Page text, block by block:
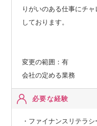
りがいのある仕事にチ
しております。
変更の範囲：有
会社の定める業務
必要な経験
・ファイナンスリテラ